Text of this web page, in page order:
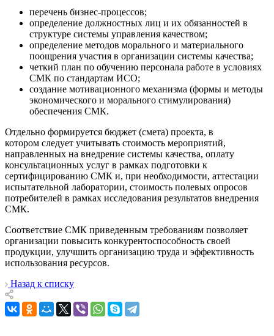
перечень бизнес-процессов;
определение должностных лиц и их обязанностей в
структуре системы управления качеством;
определение методов морального и материального
поощрения участия в организации системы качества;
четкий план по обучению персонала работе в условиях
СМК по стандартам ИСО;
создание мотивационного механизма (формы и методы
экономического и морального стимулирования)
обеспечения СМК.
Отдельно формируется бюджет (смета) проекта, в
котором следует учитывать стоимость мероприятий,
направленных на внедрение системы качества, оплату
консультационных услуг в рамках подготовки к
сертифицированию СМК и, при необходимости, аттестации
испытательной лаборатории, стоимость полевых опросов
потребителей в рамках исследования результатов внедрения
СМК.
Соответствие СМК приведенным требованиям позволяет
организации повысить конкурентоспособность своей
продукции, улучшить организацию труда и эффективность
использования ресурсов.
Назад к списку